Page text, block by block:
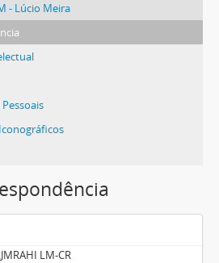
- Lúcio Meira
LM-CR